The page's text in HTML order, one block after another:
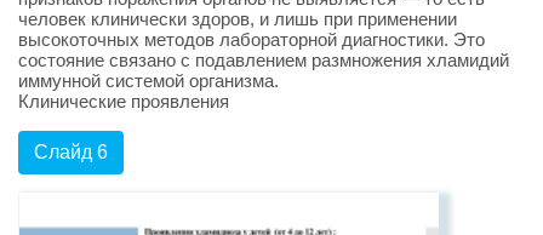
человек клинически здоров, и лишь при применении
высокоточных методов лабораторной диагностики. Это
состояние связано с подавлением размножения хламидий
иммунной системой организма.
Клинические проявления
Слайд 6